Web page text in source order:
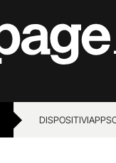
DISPOSITIVIAPP